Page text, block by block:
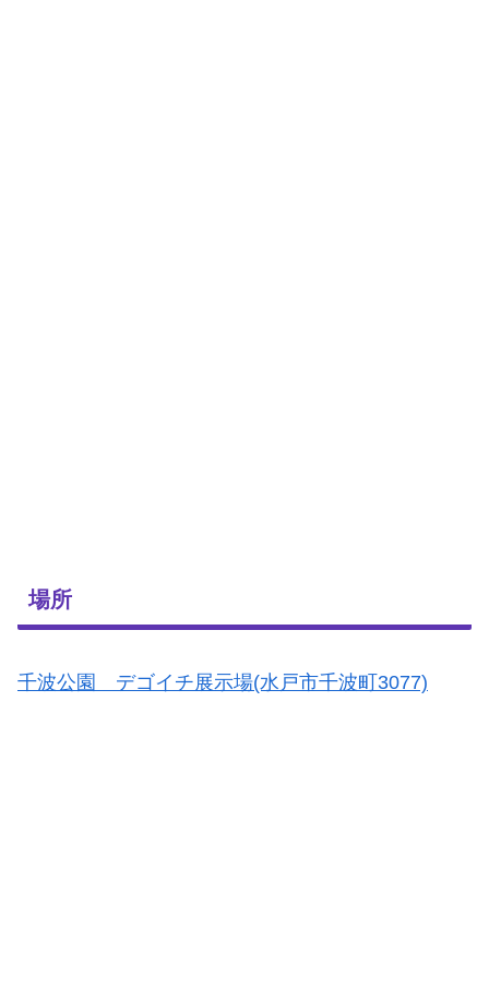
場所
千波公園 デゴイチ展示場(水戸市千波町3077)